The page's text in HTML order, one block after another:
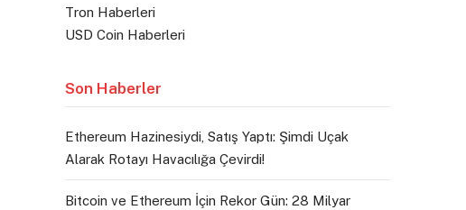
Tron Haberleri
USD Coin Haberleri
Son Haberler
Ethereum Hazinesiydi, Satış Yaptı: Şimdi Uçak
Alarak Rotayı Havacılığa Çevirdi!
Bitcoin ve Ethereum İçin Rekor Gün: 28 Milyar